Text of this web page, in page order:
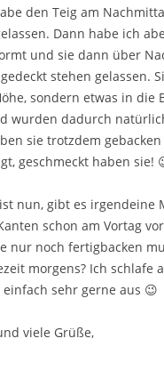
den Teig am
Dann habe ich
und sie dann über
stehen gelassen.
sondern etwas in die
wurden dadurch
sie trotzdem gebacken
geschmeckt haben sie!
nun, gibt es irgendeine
schon am Vortag
nur noch fertigbacken
morgens? Ich schlafe
sehr gerne aus 😉
viele Grüße,